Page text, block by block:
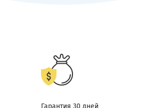
Гарантия 30 дней